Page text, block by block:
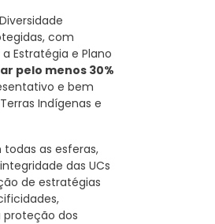
com
Estratégia e Plano
pelo menos 30%
e bem
Indígenas e
as esferas,
das UCs
de estratégias
proteção dos